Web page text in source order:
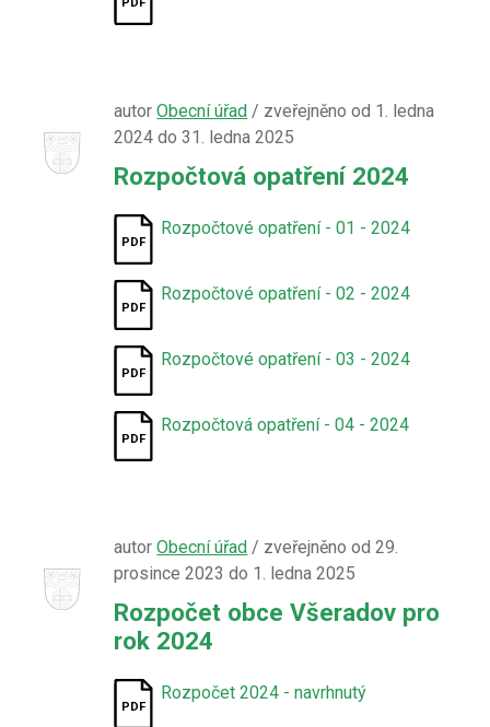
autorObecní úřad / zveřejněno od 1. ledna
2024 do 31. ledna 2025
Rozpočtová opatření 2024
Rozpočtové opatření - 01 - 2024
Rozpočtové opatření - 02 - 2024
Rozpočtové opatření - 03 - 2024
Rozpočtová opatření - 04 - 2024
autorObecní úřad / zveřejněno od 29.
prosince 2023 do 1. ledna 2025
Rozpočet obce Všeradov pro
rok 2024
Rozpočet 2024 - navrhnutý